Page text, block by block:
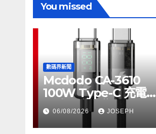
You missed
數碼界新聞
Mcdodo CA-3610
100W Type-C 充電線
正式上市，售價
HK$115
06/08/2026 JOSEPH